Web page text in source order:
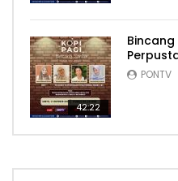
42:22
PONTV